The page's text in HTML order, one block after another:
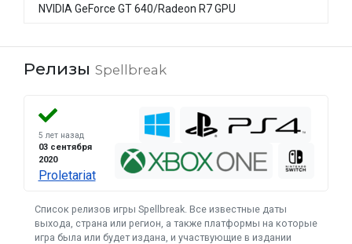
NVIDIA GeForce GT 640/Radeon R7 GPU
Релизы Spellbreak
5 лет назад
03 сентября
2020
Proletariat
Список релизов игры Spellbreak. Все известные даты
выхода, страна или регион, а также платформы на которые
игра была или будет издана, и участвующие в издании